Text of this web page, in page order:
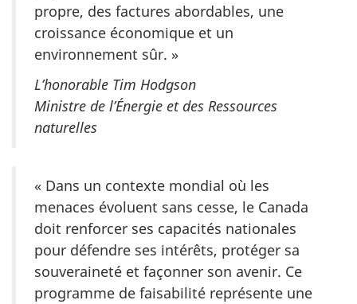
propre, des factures abordables, une
croissance économique et un
environnement sûr. »
L’honorable Tim Hodgson
Ministre de l’Énergie et des Ressources
naturelles
« Dans un contexte mondial où les
menaces évoluent sans cesse, le Canada
doit renforcer ses capacités nationales
pour défendre ses intérêts, protéger sa
souveraineté et façonner son avenir. Ce
programme de faisabilité représente une